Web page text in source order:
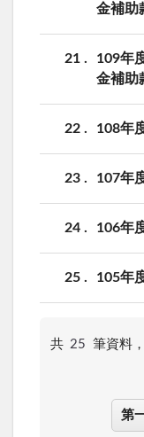
金補助
21
109年
金補助
22 108年
23 107年
24 106年
25 105年
共 25 筆資料
第